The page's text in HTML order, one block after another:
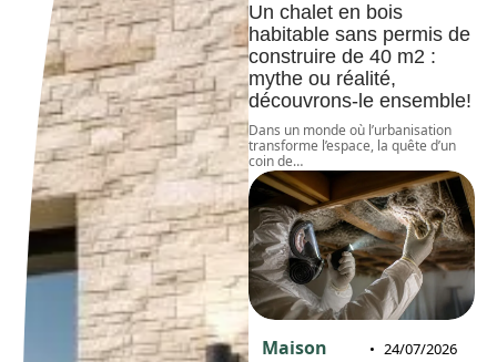
Un chalet en bois
habitable sans permis de
construire de 40 m2 :
mythe ou réalité,
découvrons-le ensemble!
Dans un monde où l’urbanisation
transforme l’espace, la quête d’un
coin de…
Maison 24/07/2026